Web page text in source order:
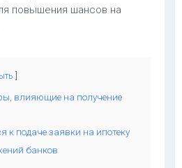
повышения шансов на
влияющие на получение
к подаче заявки на ипотеку
банков